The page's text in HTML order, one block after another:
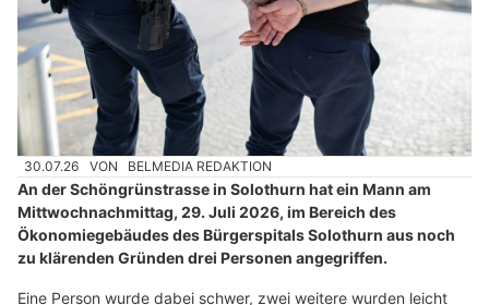
30.07.26 VON BELMEDIA REDAKTION
An der Schöngrünstrasse in Solothurn hat ein Mann am
Mittwochnachmittag, 29. Juli 2026, im Bereich des
Ökonomiegebäudes des Bürgerspitals Solothurn aus noch
zu klärenden Gründen drei Personen angegriffen.
Eine Person wurde dabei schwer, zwei weitere wurden leicht